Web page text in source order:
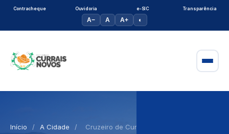
Contracheque Ouvidoria e-SIC Transparência
A− A A+ ◐
Início / A Cidade / Cruzeiro de Currais Novos